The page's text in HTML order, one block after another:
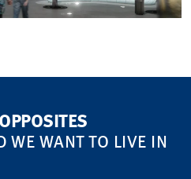
WE WANT TO LIVE IN